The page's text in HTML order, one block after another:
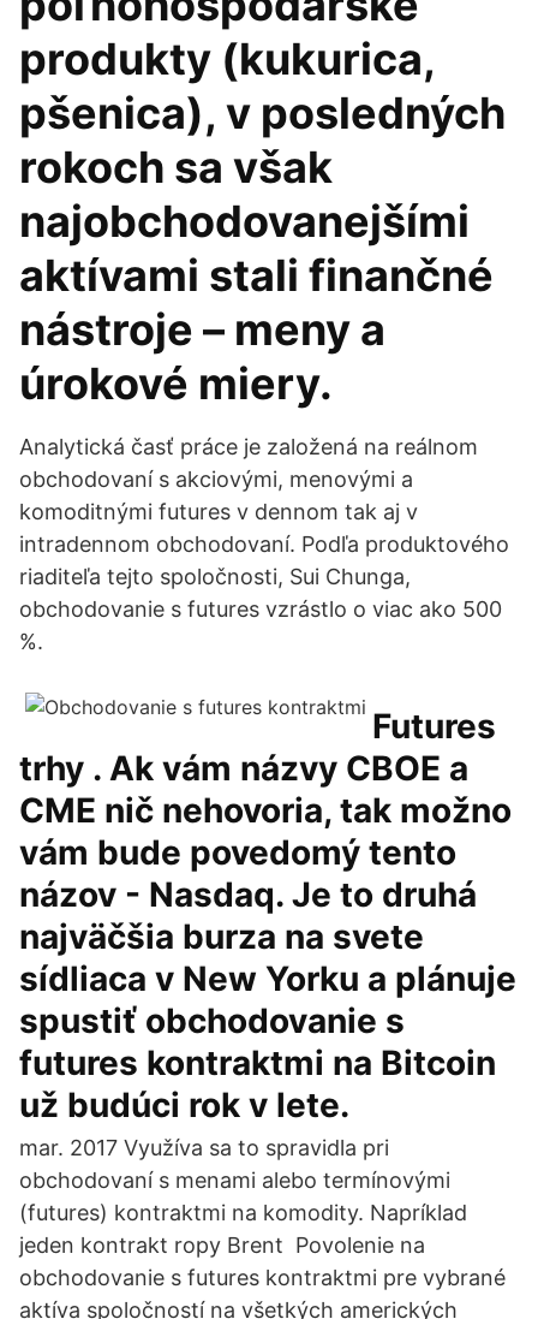
produkty (kukurica,
pšenica), v posledných
rokoch sa však
najobchodovanejšími
aktívami stali finančné
nástroje – meny a
úrokové miery.
Analytická časť práce je založená na reálnom
obchodovaní s akciovými, menovými a
komoditnými futures v dennom tak aj v
intradennom obchodovaní. Podľa produktového
riaditeľa tejto spoločnosti, Sui Chunga,
obchodovanie s futures vzrástlo o viac ako 500
%.
Futures
trhy . Ak vám názvy CBOE a
CME nič nehovoria, tak možno
vám bude povedomý tento
názov - Nasdaq. Je to druhá
najväčšia burza na svete
sídliaca v New Yorku a plánuje
spustiť obchodovanie s
futures kontraktmi na Bitcoin
už budúci rok v lete.
mar. 2017 Využíva sa to spravidla pri
obchodovaní s menami alebo termínovými
(futures) kontraktmi na komodity. Napríklad
jeden kontrakt ropy Brent Povolenie na
obchodovanie s futures kontraktmi pre vybrané
aktíva spoločností na všetkých amerických